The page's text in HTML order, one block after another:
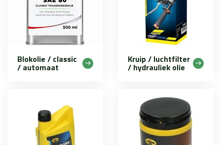
Blokolie / classic
/ automaat
Kruip / luchtfilter
/ hydrauliek olie